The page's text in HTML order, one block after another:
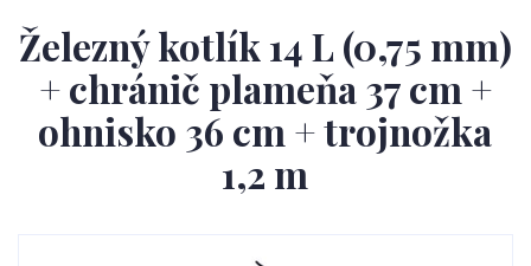
Železný kotlík 14 L (0,75 mm)
+ chránič plameňa 37 cm +
ohnisko 36 cm + trojnožka
1,2 m